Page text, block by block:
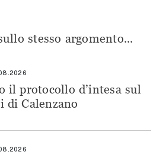
stesso argomento...
il protocollo d’intesa sul
di Calenzano